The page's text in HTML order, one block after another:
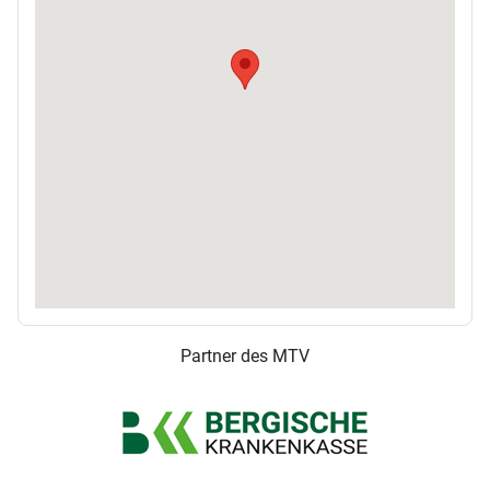
Partner des MTV